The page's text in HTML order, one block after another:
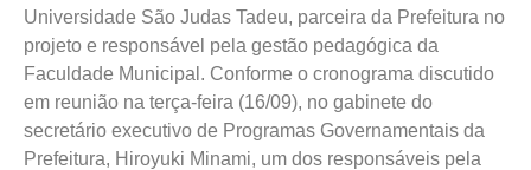
Universidade São Judas Tadeu, parceira da Prefeitura no
projeto e responsável pela gestão pedagógica da
Faculdade Municipal. Conforme o cronograma discutido
em reunião na terça-feira (16/09), no gabinete do
secretário executivo de Programas Governamentais da
Prefeitura, Hiroyuki Minami, um dos responsáveis pela